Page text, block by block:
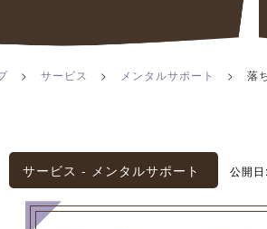
> サービス > メンタルサポート > 落
サービス - メンタルサポート 公開